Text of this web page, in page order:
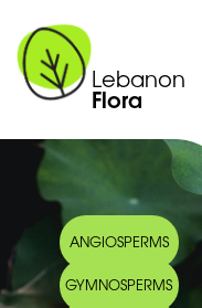
Lebanon
Flora
ANGIOSPERMS
GYMNOSPERMS